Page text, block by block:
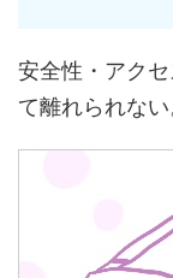
安全性・アク
て離れられない